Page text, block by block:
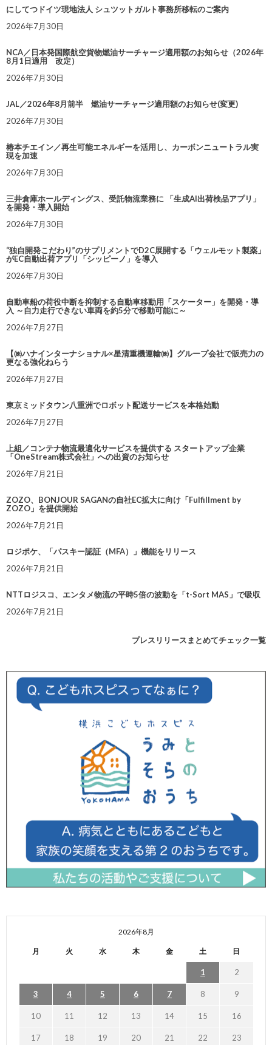
にしてつドイツ現地法人 シュツットガルト事務所移転のご案内
2026年7月30日
NCA／日本発国際航空貨物燃油サーチャージ適用額のお知らせ（2026年
8月1日適用 改定）
2026年7月30日
JAL／2026年8月前半 燃油サーチャージ適用額のお知らせ(変更)
2026年7月30日
椿本チエイン／再生可能エネルギーを活用し、カーボンニュートラル実
現を加速
2026年7月30日
三井倉庫ホールディングス、受託物流業務に 「生成AI出荷検品アプリ」
を開発・導入開始
2026年7月30日
“独自開発こだわり”のサプリメントでD2C展開する「ウェルモット製薬」
がEC自動出荷アプリ「シッピーノ」を導入
2026年7月30日
自動車船の荷役中断を抑制する自動車移動用「スケーター」を開発・導
入 ～自力走行できない車両を約5分で移動可能に～
2026年7月27日
【㈱ハナインターナショナル×星清重機運輸㈱】グループ会社で販売力の
更なる強化ねらう
2026年7月27日
東京ミッドタウン八重洲でロボット配送サービスを本格始動
2026年7月27日
上組／コンテナ物流最適化サービスを提供する スタートアップ企業
「OneStream株式会社」への出資のお知らせ
2026年7月21日
ZOZO、BONJOUR SAGANの自社EC拡大に向け「Fulfillment by
ZOZO」を提供開始
2026年7月21日
ロジポケ、「パスキー認証（MFA）」機能をリリース
2026年7月21日
NTTロジスコ、エンタメ物流の平時5倍の波動を「t-Sort MAS」で吸収
2026年7月21日
プレスリリースまとめてチェック一覧
2026年8月
月 火 水 木 金 土 日
1 2
3 4 5 6 7 8 9
10 11 12 13 14 15 16
17 18 19 20 21 22 23